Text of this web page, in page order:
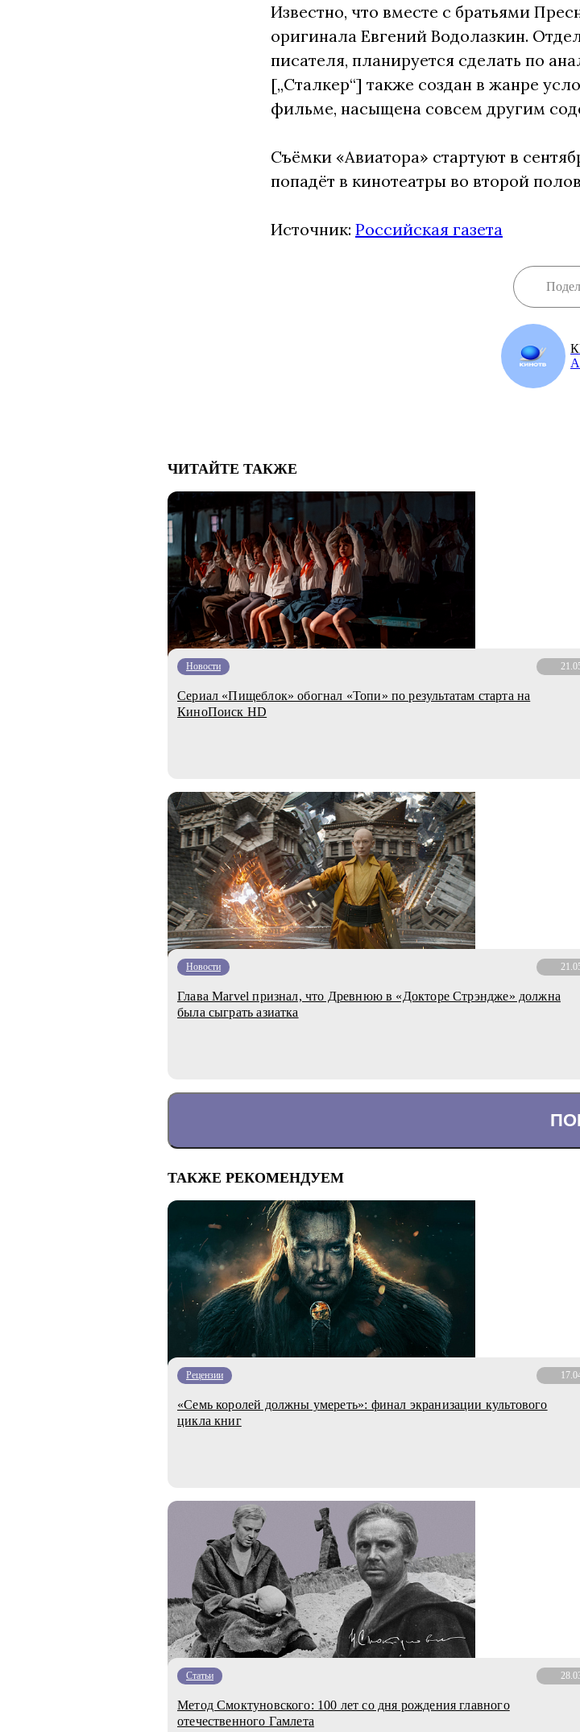
Известно, что вместе с братьями
оригинала Евгений Водолазкин.
писателя, планируется сделать по
[„Сталкер“] также создан в жанре
фильме, насыщена совсем другим
Съёмки «Авиатора» стартуют в
попадёт в кинотеатры во второй
Источник: Российская газета
ЧИТАЙТЕ ТАКЖЕ
Новости
Сериал «Пищеблок» обогнал «Топи» по результатам старта на
КиноПоиcк HD
Новости
Глава Marvel признал, что Древнюю в «Докторе Стрэндже» должна
была сыграть азиатка
ТАКЖЕ РЕКОМЕНДУЕМ
Рецензии
«Семь королей должны умереть»: финал экранизации культового
цикла книг
Статьи
Метод Смоктуновского: 100 лет со дня рождения главного
отечественного Гамлета